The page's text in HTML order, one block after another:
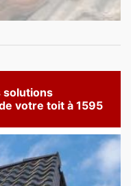
solutions
votre toit à 1595